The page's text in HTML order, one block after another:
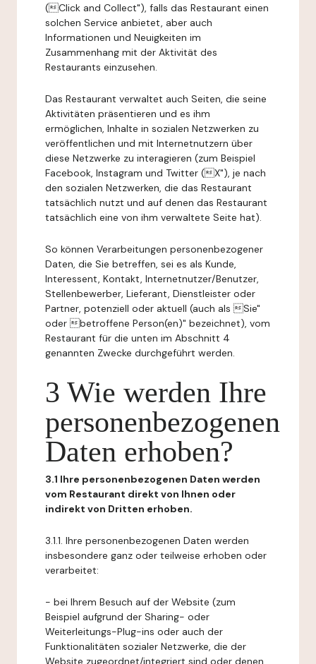
(Click and Collect"), falls das Restaurant einen
solchen Service anbietet, aber auch
Informationen und Neuigkeiten im
Zusammenhang mit der Aktivität des
Restaurants einzusehen.
Das Restaurant verwaltet auch Seiten, die seine
Aktivitäten präsentieren und es ihm
ermöglichen, Inhalte in sozialen Netzwerken zu
veröffentlichen und mit Internetnutzern über
diese Netzwerke zu interagieren (zum Beispiel
Facebook, Instagram und Twitter (X"), je nach
den sozialen Netzwerken, die das Restaurant
tatsächlich nutzt und auf denen das Restaurant
tatsächlich eine von ihm verwaltete Seite hat).
So können Verarbeitungen personenbezogener
Daten, die Sie betreffen, sei es als Kunde,
Interessent, Kontakt, Internetnutzer/Benutzer,
Stellenbewerber, Lieferant, Dienstleister oder
Partner, potenziell oder aktuell (auch als Sie"
oder betroffene Person(en)" bezeichnet), vom
Restaurant für die unten im Abschnitt 4
genannten Zwecke durchgeführt werden.
3 Wie werden Ihre
personenbezogenen
Daten erhoben?
3.1 Ihre personenbezogenen Daten werden
vom Restaurant direkt von Ihnen oder
indirekt von Dritten erhoben.
3.1.1. Ihre personenbezogenen Daten werden
insbesondere ganz oder teilweise erhoben oder
verarbeitet:
- bei Ihrem Besuch auf der Website (zum
Beispiel aufgrund der Sharing- oder
Weiterleitungs-Plug-ins oder auch der
Funktionalitäten sozialer Netzwerke, die der
Website zugeordnet/integriert sind oder denen